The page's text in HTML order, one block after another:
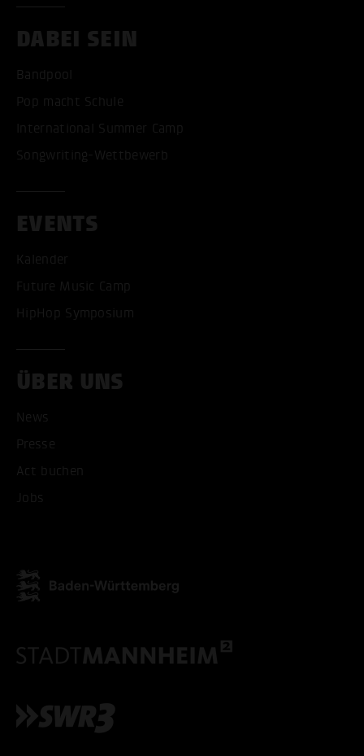
DABEI SEIN
Bandpool
Pop macht Schule
International Summer Camp
Songwriting-Wettbewerb
EVENTS
Kalender
Future Music Camp
HipHop Symposium
ÜBER UNS
News
Presse
Act buchen
Jobs